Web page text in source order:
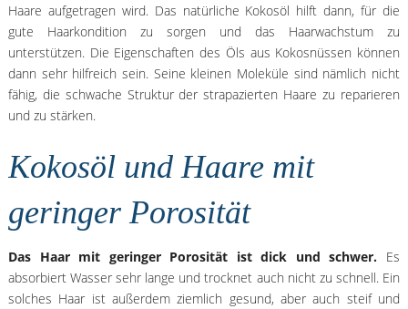
Haare aufgetragen wird. Das natürliche Kokosöl hilft dann, für die
gute Haarkondition zu sorgen und das Haarwachstum zu
unterstützen. Die Eigenschaften des Öls aus Kokosnüssen können
dann sehr hilfreich sein. Seine kleinen Moleküle sind nämlich nicht
fähig, die schwache Struktur der strapazierten Haare zu reparieren
und zu stärken.
Kokosöl und Haare mit
geringer Porosität
Das Haar mit geringer Porosität ist dick und schwer. Es
absorbiert Wasser sehr lange und trocknet auch nicht zu schnell. Ein
solches Haar ist außerdem ziemlich gesund, aber auch steif und